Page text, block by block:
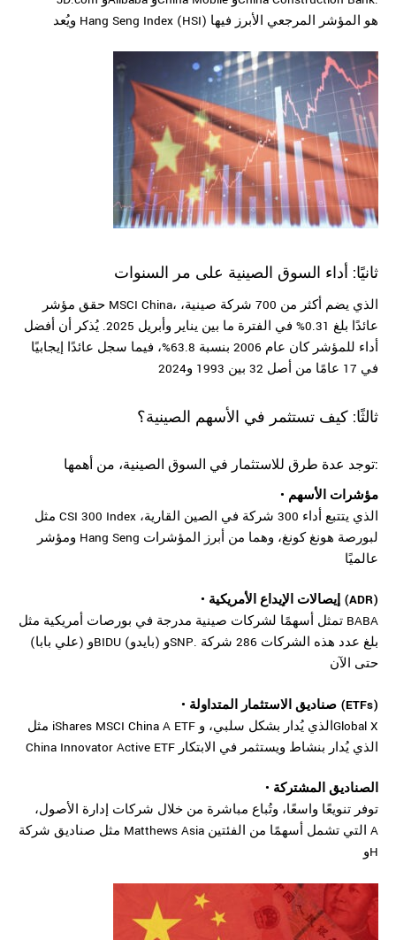
ويُعد Hang Seng Index (HSI) هو المؤشر المرجعي الأبرز فيها
ثانيًا: أداء السوق الصينية على مر السنوات
حقق مؤشر MSCI China، الذي يضم أكثر من 700 شركة صينية،
عائدًا بلغ 0.31% في الفترة ما بين يناير وأبريل 2025. يُذكر أن أفضل
أداء للمؤشر كان عام 2006 بنسبة 63.8%، فيما سجل عائدًا إيجابيًا
في 17 عامًا من أصل 32 بين 1993 و2024
ثالثًا: كيف تستثمر في الأسهم الصينية؟
توجد عدة طرق للاستثمار في السوق الصينية، من أهمها:
• مؤشرات الأسهم
مثل CSI 300 Index الذي يتتبع أداء 300 شركة في الصين القارية،
ومؤشر Hang Seng لبورصة هونغ كونغ، وهما من أبرز المؤشرات
عالميًا
• إيصالات الإيداع الأمريكية (ADR)
تمثل أسهمًا لشركات صينية مدرجة في بورصات أمريكية مثل BABA
(علي بابا) وBIDU (بايدو) وSNP. بلغ عدد هذه الشركات 286 شركة
حتى الآن
• صناديق الاستثمار المتداولة (ETFs)
مثل iShares MSCI China A ETF الذي يُدار بشكل سلبي، وGlobal X
China Innovator Active ETF الذي يُدار بنشاط ويستثمر في الابتكار
• الصناديق المشتركة
توفر تنويعًا واسعًا، وتُباع مباشرة من خلال شركات إدارة الأصول،
مثل صناديق شركة Matthews Asia التي تشمل أسهمًا من الفئتين A
وH